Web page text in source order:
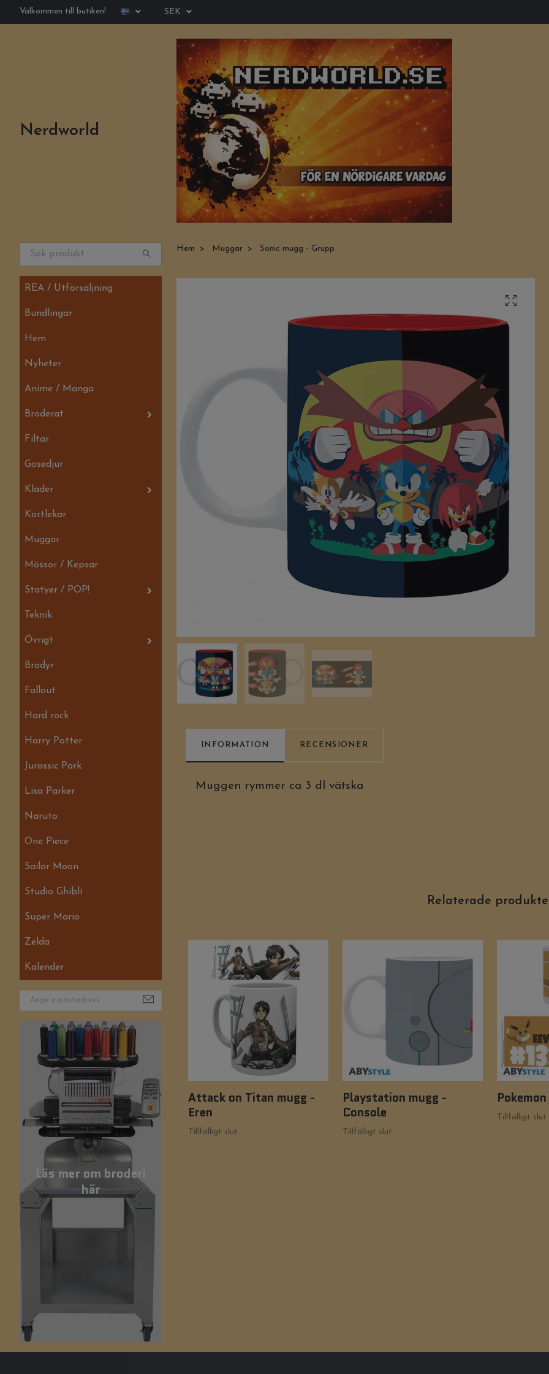
Välkommen till butiken! SEK
Nerdworld
REA / Utförsäljning
Bundlingar
Hem
Nyheter
Anime / Manga
Broderat
Filtar
Gosedjur
Kläder
Kortlekar
Muggar
Mössor / Kepsar
Statyer / POP!
Teknik
Övrigt
Brodyr
Fallout
Hard rock
Harry Potter
Jurassic Park
Lisa Parker
Naruto
One Piece
Sailor Moon
Studio Ghibli
Super Mario
Zelda
Kalender
Läs mer om broderi
här
Hem Muggar Sonic mugg - Grupp
INFORMATION RECENSIONER
Muggen rymmer ca 3 dl vätska
Attack on Titan mugg -
Eren
Tillfälligt slut
Playstation mugg -
Console
Tillfälligt slut
Tillfälligt slut